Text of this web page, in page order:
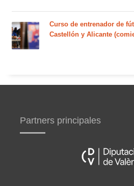
Curso de entrenador de
Castellón y Alicante
Partners principales